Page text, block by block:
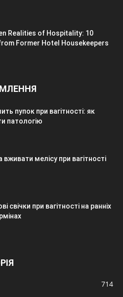
Realities of Hospitality: 10
Former Hotel Housekeepers
пупок при вагітності: як
патологію
мелісу при вагітності
свічки при вагітності на ранніх
714